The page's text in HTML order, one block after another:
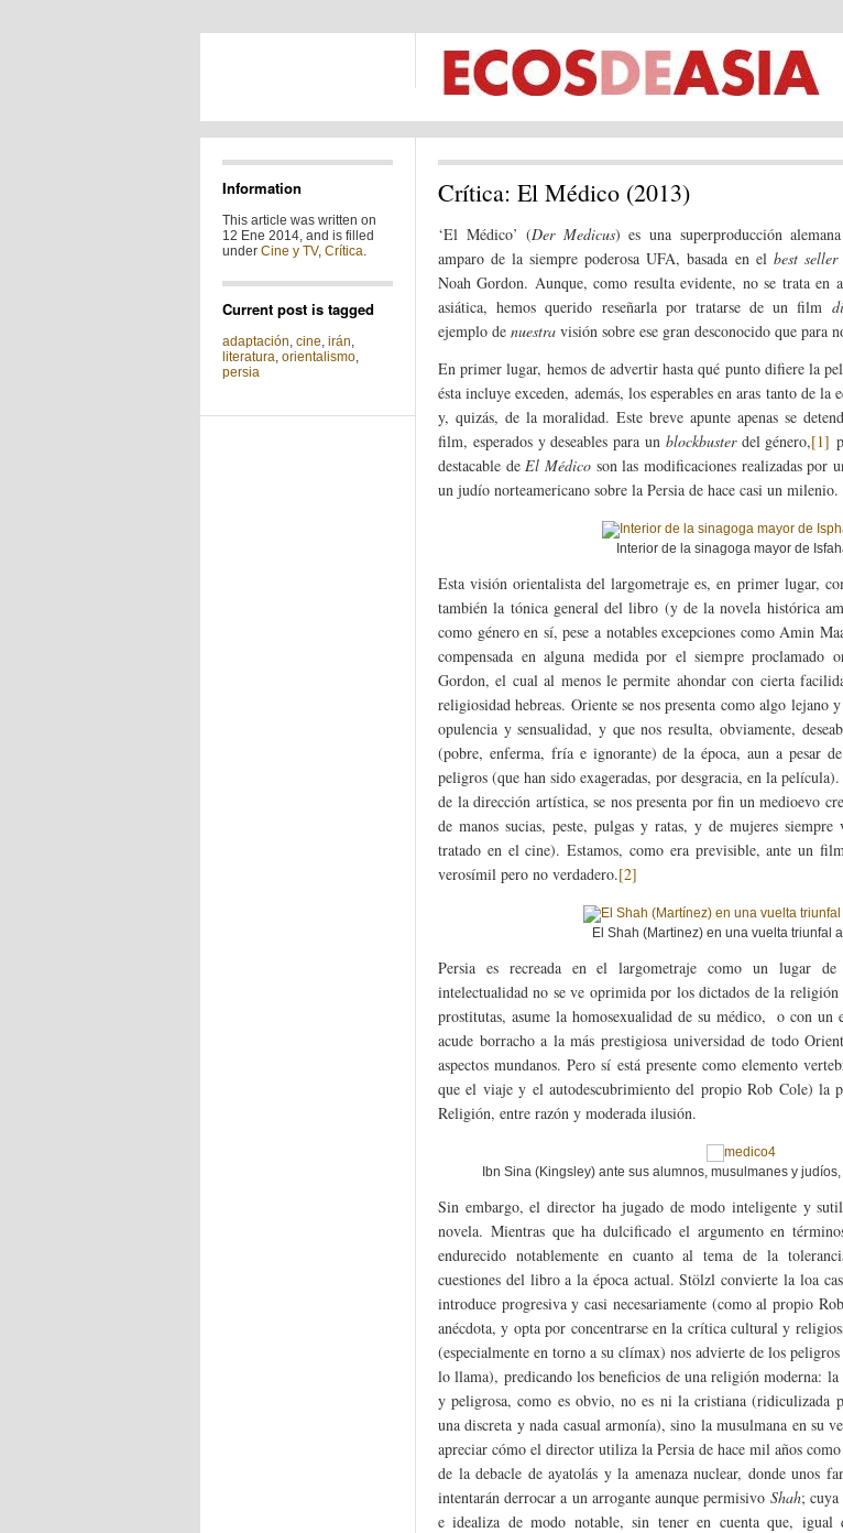
Information
This article was written on
12 Ene 2014, and is filled
under Cine y TV, Crítica.
Current post is tagged
adaptación, cine, irán,
literatura, orientalismo,
persia
Crítica: El Médico (2013)
‘El Médico’ (Der Medicus) es una superproducción
amparo de la siempre poderosa UFA, basada en el best seller
Noah Gordon. Aunque, como resulta evidente, no se trata en
asiática, hemos querido reseñarla por tratarse de un film
ejemplo de nuestra visión sobre ese gran desconocido que para
En primer lugar, hemos de advertir hasta qué punto difiere la
ésta incluye exceden, además, los esperables en aras tanto de
y, quizás, de la moralidad. Este breve apunte apenas se
film, esperados y deseables para un blockbuster del género,[1]
destacable deEl Médico son las modificaciones realizadas por
un judío norteamericano sobre la Persia de hace casi un milenio.
Interior de la sinagoga mayor de
Esta visión orientalista del largometraje es, en primer lugar,
también la tónica general del libro (y de la novela histórica
como género en sí, pese a notables excepciones como Amin
compensada en alguna medida por el siempre proclamado
Gordon, el cual al menos le permite ahondar con cierta
religiosidad hebreas. Oriente se nos presenta como algo lejano
opulencia y sensualidad, y que nos resulta, obviamente,
(pobre, enferma, fría e ignorante) de la época, aun a pesar
peligros (que han sido exageradas, por desgracia, en la
de la dirección artística, se nos presenta por fin un medioevo
de manos sucias, peste, pulgas y ratas, y de mujeres siempre
tratado en el cine). Estamos, como era previsible, ante un
verosímil pero no verdadero.[2]
El Shah (Martinez) en una vuelta triunfal
Persia es recreada en el largometraje como un lugar
intelectualidad no se ve oprimida por los dictados de la
prostitutas, asume la homosexualidad de su médico, o con un
acude borracho a la más prestigiosa universidad de todo
aspectos mundanos. Pero sí está presente como elemento
que el viaje y el autodescubrimiento del propio Rob Cole) la
Religión, entre razón y moderada ilusión.
Ibn Sina (Kingsley) ante sus alumnos, musulmanes y
Sin embargo, el director ha jugado de modo inteligente y
novela. Mientras que ha dulcificado el argumento en
endurecido notablemente en cuanto al tema de la
cuestiones del libro a la época actual. Stölzl convierte la loa
introduce progresiva y casi necesariamente (como al propio
anécdota, y opta por concentrarse en la crítica cultural y
(especialmente en torno a su clímax) nos advierte de los
lo llama), predicando los beneficios de una religión moderna:
y peligrosa, como es obvio, no es ni la cristiana (ridiculizada
una discreta y nada casual armonía), sino la musulmana en su
apreciar cómo el director utiliza la Persia de hace mil años
de la debacle de ayatolás y la amenaza nuclear, donde unos
intentarán derrocar a un arrogante aunque permisivo Shah; cuya
e idealiza de modo notable, sin tener en cuenta que, igual